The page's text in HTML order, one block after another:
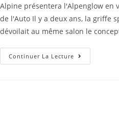
Alpine présentera l'Alpenglow en
de l'Auto Il y a deux ans, la griffe
dévoilait au même salon le
Continuer La Lecture